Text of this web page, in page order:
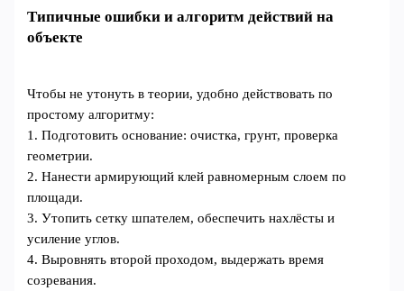
Типичные ошибки и алгоритм действий на
объекте
Чтобы не утонуть в теории, удобно действовать по
простому алгоритму:
1. Подготовить основание: очистка, грунт, проверка
геометрии.
2. Нанести армирующий клей равномерным слоем по
площади.
3. Утопить сетку шпателем, обеспечить нахлёсты и
усиление углов.
4. Выровнять второй проходом, выдержать время
созревания.